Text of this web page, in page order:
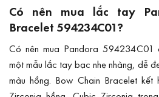
Có nên mua lắc tay
Bracelet 594234C01?
Có nên mua Pandora 594234C01
một mẫu lắc tay bạc nhẹ nhàng, dễ
màu hồng. Bow Chain Bracelet kết